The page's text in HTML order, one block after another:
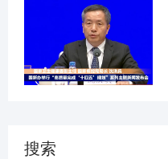
搜索